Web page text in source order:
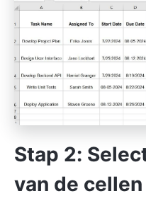
Stap 2:
van de